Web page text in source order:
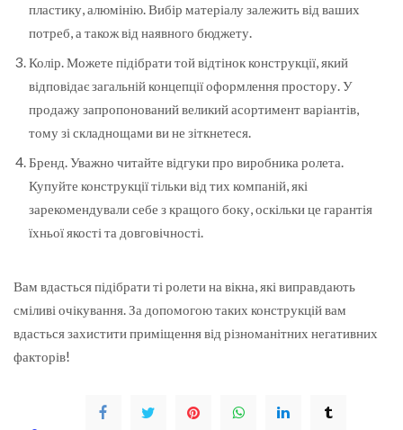
пластику, алюмінію. Вибір матеріалу залежить від ваших
потреб, а також від наявного бюджету.
Колір. Можете підібрати той відтінок конструкції, який
відповідає загальній концепції оформлення простору. У
продажу запропонований великий асортимент варіантів,
тому зі складнощами ви не зіткнетеся.
Бренд. Уважно читайте відгуки про виробника ролета.
Купуйте конструкції тільки від тих компаній, які
зарекомендували себе з кращого боку, оскільки це гарантія
їхньої якості та довговічності.
Вам вдасться підібрати ті ролети на вікна, які виправдають
сміливі очікування. За допомогою таких конструкцій вам
вдасться захистити приміщення від різноманітних негативних
факторів!